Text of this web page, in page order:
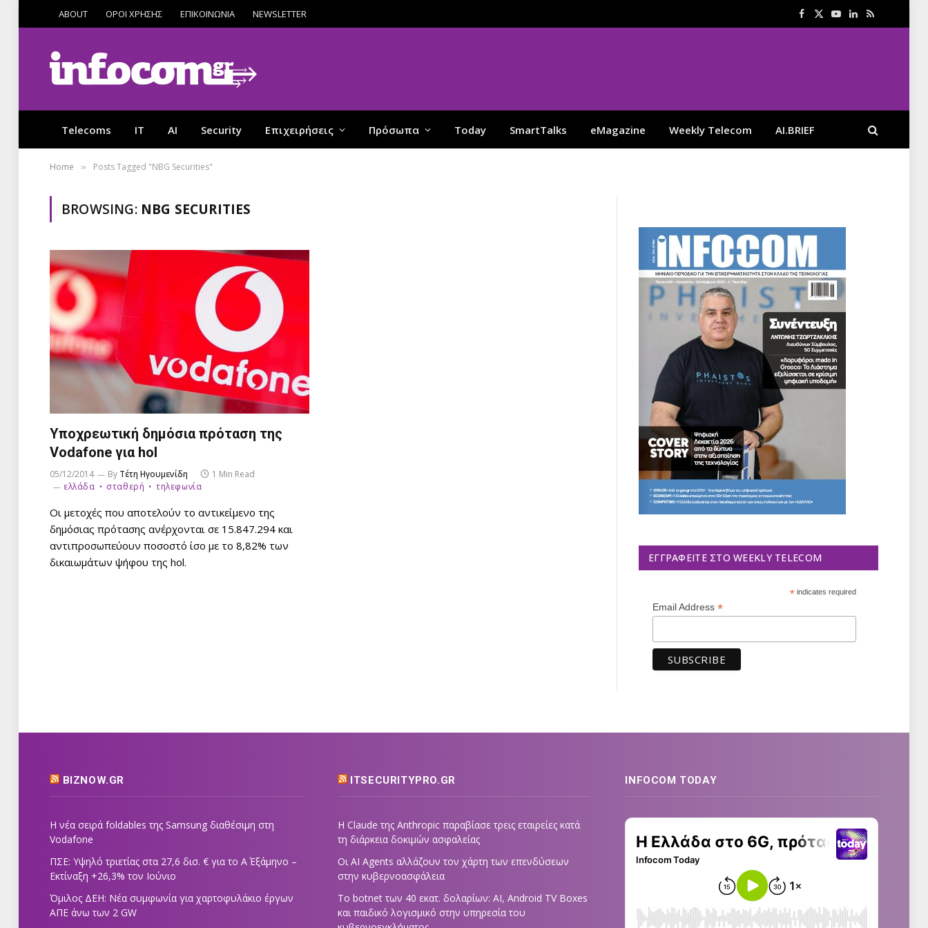
ABOUT ΟΡΟΙ ΧΡΗΣΗΣ ΕΠΙΚΟΙΝΩΝΙΑ NEWSLETTER Facebook
X
YouTube
LinkedIn
RSS
Telecoms IT AI Security Επιχειρήσεις Πρόσωπα Today SmartTalks eMagazine Weekly Telecom AI.BRIEF
Home » Posts Tagged "NBG Securities"
BROWSING: NBG SECURITIES
Υποχρεωτική δημόσια πρόταση της
Vodafone για hol
05/12/2014 By Τέτη Ηγουμενίδη
1 Min Read
ελλάδα
σταθερή τηλεφωνία
Οι μετοχές που αποτελούν το αντικείμενο της
δημόσιας πρότασης ανέρχονται σε 15.847.294 και
αντιπροσωπεύουν ποσοστό ίσο με το 8,82% των
δικαιωμάτων ψήφου της hol.
ΕΓΓΡΑΦΕΊΤΕ ΣΤΟ WEEKLY TELECOM
*indicates required
Email Address *
BIZNOW.GR
Η νέα σειρά foldables της Samsung διαθέσιμη στη
Vodafone
ΠΣΕ: Υψηλό τριετίας στα 27,6 δισ. € για το Α΄ Εξάμηνο –
Εκτίναξη +26,3% τον Ιούνιο
Όμιλος ΔΕΗ: Νέα συμφωνία για χαρτοφυλάκιο έργων
ΑΠΕ άνω των 2 GW
ITSECURITYPRO.GR
Η Claude της Anthropic παραβίασε τρεις εταιρείες κατά
τη διάρκεια δοκιμών ασφαλείας
Οι AI Agents αλλάζουν τον χάρτη των επενδύσεων
στην κυβερνοασφάλεια
Το botnet των 40 εκατ. δολαρίων: AI, Android TV Boxes
και παιδικό λογισμικό στην υπηρεσία του
INFOCOM TODAY